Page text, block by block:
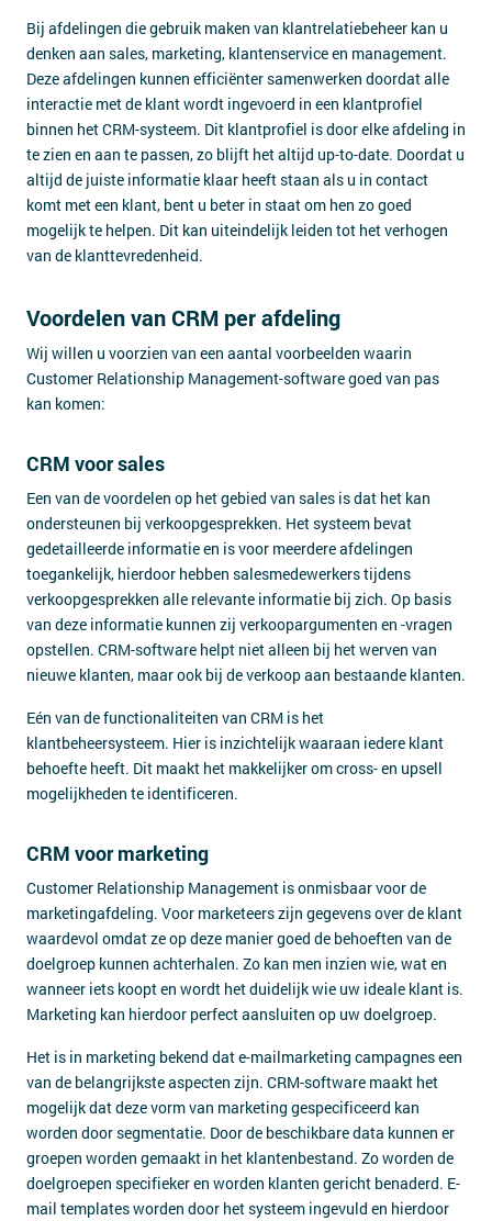
Bij afdelingen die gebruik maken van klantrelatiebeheer kan u
denken aan sales, marketing, klantenservice en management.
Deze afdelingen kunnen efficiënter samenwerken doordat alle
interactie met de klant wordt ingevoerd in een klantprofiel
binnen het CRM-systeem. Dit klantprofiel is door elke afdeling in
te zien en aan te passen, zo blijft het altijd up-to-date. Doordat u
altijd de juiste informatie klaar heeft staan als u in contact
komt met een klant, bent u beter in staat om hen zo goed
mogelijk te helpen. Dit kan uiteindelijk leiden tot het verhogen
van de klanttevredenheid.
Voordelen van CRM per afdeling
Wij willen u voorzien van een aantal voorbeelden waarin
Customer Relationship Management-software goed van pas
kan komen:
CRM voor sales
Een van de voordelen op het gebied van sales is dat het kan
ondersteunen bij verkoopgesprekken. Het systeem bevat
gedetailleerde informatie en is voor meerdere afdelingen
toegankelijk, hierdoor hebben salesmedewerkers tijdens
verkoopgesprekken alle relevante informatie bij zich. Op basis
van deze informatie kunnen zij verkoopargumenten en -vragen
opstellen. CRM-software helpt niet alleen bij het werven van
nieuwe klanten, maar ook bij de verkoop aan bestaande klanten.
Eén van de functionaliteiten van CRM is het
klantbeheersysteem. Hier is inzichtelijk waaraan iedere klant
behoefte heeft. Dit maakt het makkelijker om cross- en upsell
mogelijkheden te identificeren.
CRM voor marketing
Customer Relationship Management is onmisbaar voor de
marketingafdeling. Voor marketeers zijn gegevens over de klant
waardevol omdat ze op deze manier goed de behoeften van de
doelgroep kunnen achterhalen. Zo kan men inzien wie, wat en
wanneer iets koopt en wordt het duidelijk wie uw ideale klant is.
Marketing kan hierdoor perfect aansluiten op uw doelgroep.
Het is in marketing bekend dat e-mailmarketing campagnes een
van de belangrijkste aspecten zijn. CRM-software maakt het
mogelijk dat deze vorm van marketing gespecificeerd kan
worden door segmentatie. Door de beschikbare data kunnen er
groepen worden gemaakt in het klantenbestand. Zo worden de
doelgroepen specifieker en worden klanten gericht benaderd. E-
mail templates worden door het systeem ingevuld en hierdoor